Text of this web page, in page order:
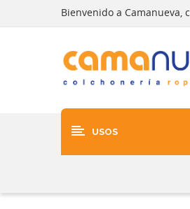
Bienvenido a Camanueva,
USOS